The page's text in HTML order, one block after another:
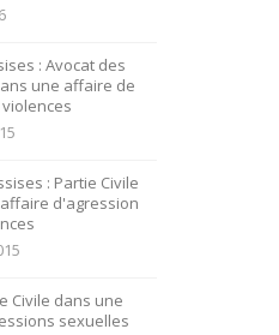
: Avocat des
une affaire de
: Partie Civile
d'agression
Civile dans une
sexuelles